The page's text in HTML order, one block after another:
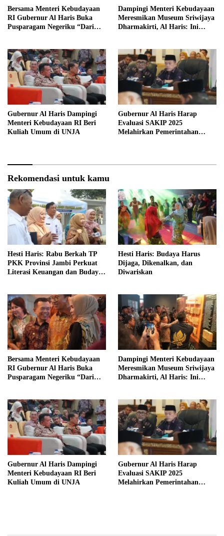
Bersama Menteri Kebudayaan
RI Gubernur Al Haris Buka
Pusparagam Negeriku “Dari
Dampingi Menteri Kebudayaan
Meresmikan Museum Sriwijaya
Dharmakirti, Al Haris: Ini
Gubernur Al Haris Dampingi
Menteri Kebudayaan RI Beri
Kuliah Umum di UNJA
Gubernur Al Haris Harap
Evaluasi SAKIP 2025
Melahirkan Pemerintahan
Rekomendasi untuk kamu
Hesti Haris: Rabu Berkah TP
PKK Provinsi Jambi Perkuat
Literasi Keuangan dan Budaya
Hesti Haris: Budaya Harus
Dijaga, Dikenalkan, dan
Diwariskan
Bersama Menteri Kebudayaan
RI Gubernur Al Haris Buka
Pusparagam Negeriku “Dari
Dampingi Menteri Kebudayaan
Meresmikan Museum Sriwijaya
Dharmakirti, Al Haris: Ini
Gubernur Al Haris Dampingi
Menteri Kebudayaan RI Beri
Kuliah Umum di UNJA
Gubernur Al Haris Harap
Evaluasi SAKIP 2025
Melahirkan Pemerintahan